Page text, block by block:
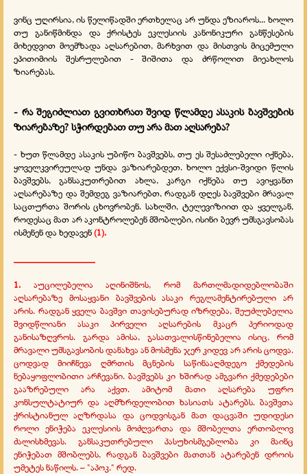
ვინც უღირსია, ის წელიწადში ერთხელაც არ უნდა ეზიაროს... ხოლო
თუ განიწმინდა და ქრისტეს ეკლესიის კანონიკური განწესების
მიხედვით მოემზადა აღსარებით, მარხვით და მისთვის მიცემული
ეპითიმიის შესრულებით - შიშითა და ძრწოლით მიეახლოს
ზიარებას.
- რა შეგიძლიათ გვითხრათ შვიდ წლამდე ასაკის ბავშვების
ზიარებაზე? სჭირდებათ თუ არა მათ აღსარება?
- ხუთ წლამდე ასაკის უბიწო ბავშვებს, თუ ეს შესაძლებელი იქნება,
ყოველკვირეულად უნდა ვაზიარებდეთ. ხოლო ექვსი-შვიდი წლის
ბავშვებს, განსაკუთრებით ახლა, კარგი იქნება თუ ავიყვანთ
აღსარებაზე და შემდეგ ვაზიარებთ, რადგან დღეს ბავშვები მრავალ
საცთურთა შორის ცხოვრობენ. სახლში, ტელევიზიით და ყველგან,
როდესაც მათ არ აკონტროლებენ მშობლები, ისინი ბევრ უმსგავსობას
ისმენენ და ხედავენ(1).
1.
აუცილებელია აღინიშნოს, რომ მართლმადიდებლობაში
აღსარებაზე მოსაყვანი ბავშვების ასაკი რეგლამენტირებული არ
არის. რადგან ყველა ბავშვი თავისებურად იზრდება, შეუძლებელია
შვიდწლიანი ასაკი პირველი აღსარების მკაცრ პერიოდად
განისაზღვროს. გარდა ამისა, გასათვალისწინებელია ისიც, რომ
მრავალი უმსგავსობის დანახვა ან მოსმენა ჯერ კიდევ არ არის ცოდვა.
ცოდვად მიიჩნევა ღმრთის მცნების საწინააღმდეგო ქმედების
ნებაყოფლობითი არჩევანი. ბავშვებს კი ხშირად ამგვარი ქმედებები
გააზრებული არა აქვთ. ამიტომ მათი აღსარება უფრო
კონსულტატიურ და აღმზრდელობით ხასიათს ატარებს. ბავშვთა
ქრისტიანულ აღზრდასა და ცოდვისგან მათ დაცვაში უდიდესი
როლი ენიჭება ეკლესიის მოძღვართა და მშობელთა ერთობლივ
ძალისხმევას. განსაკუთრებული პასუხისმგებლობა კი მაინც
ენიჭებათ მშობლებს, რადგან ბავშვები მათთან ატარებენ დროის
უმეტეს ნაწილს. – "აპოკ." რედ.